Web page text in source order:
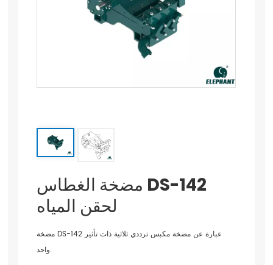
مضخة الغطاس DS-142
لحقن المياه
مضخة DS-142 عبارة عن مضخة مكبس ترددي ثلاثية ذات تأثير
واحد.